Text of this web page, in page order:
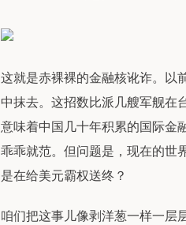
这就是赤裸裸的金融核讹诈。以
中抹去。这招数比派几艘军舰在
意味着中国几十年积累的国际金
乖乖就范。但问题是，现在的世
是在给美元霸权送终？
咱们把这事儿像剥洋葱一样一层